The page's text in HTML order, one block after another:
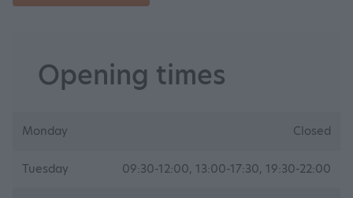
Opening times
Monday Closed
Tuesday 09:30-12:00, 13:00-17:30, 19:30-22:00